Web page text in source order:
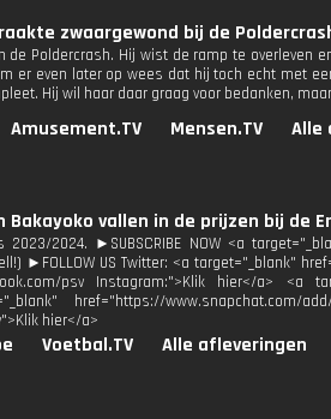
zwaargewond bij de
Poldercrash. Hij wist de ramp te overleven
er even later op wees dat hij toch echt met
Hij wil haar daar graag voor bedanken,
Amusement.TV Mensen.TV Alle
Bakayoko vallen in de prijzen bij de
2024. ►SUBSCRIBE NOW <a
►FOLLOW US Twitter: <a target="_blank"
psv Instagram:">Klik hier</a> <a
href="https://www.snapchat.com/
hier</a>
Voetbal.TV Alle afleveringen